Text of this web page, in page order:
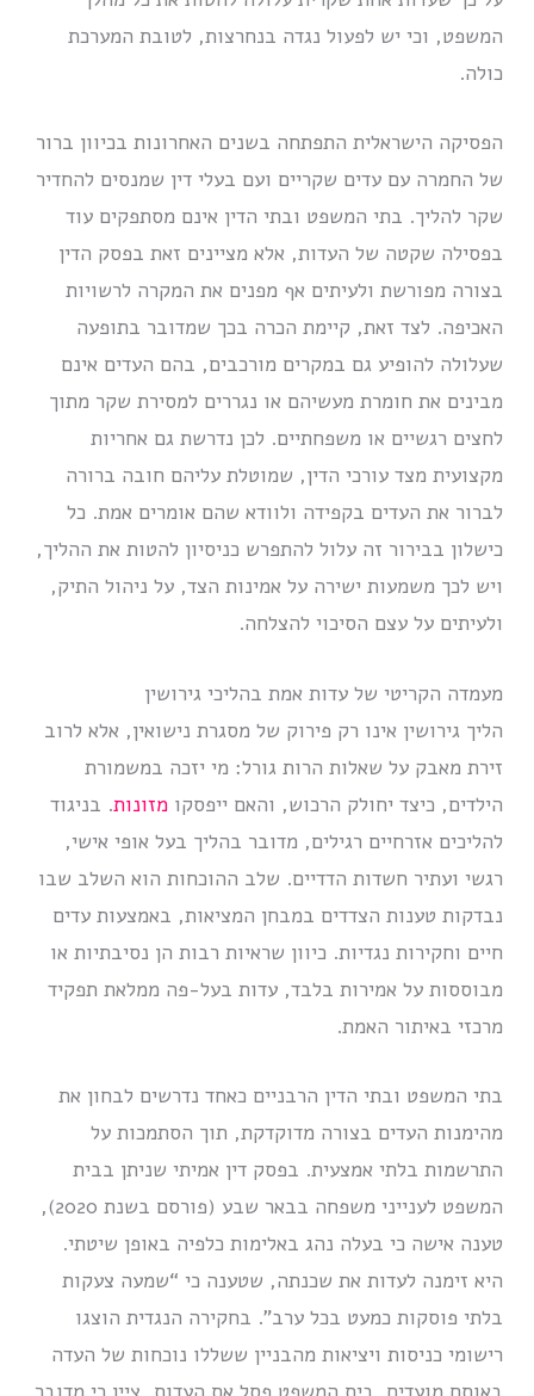
המשפט, וכי יש לפעול נגדה בנחרצות, לטובת המערכת
כולה.
הפסיקה הישראלית התפתחה בשנים האחרונות בכיוון ברור
של החמרה עם עדים שקריים ועם בעלי דין שמנסים להחדיר
שקר להליך. בתי המשפט ובתי הדין אינם מסתפקים עוד
בפסילה שקטה של העדות, אלא מציינים זאת בפסק הדין
בצורה מפורשת ולעיתים אף מפנים את המקרה לרשויות
האכיפה. לצד זאת, קיימת הכרה בכך שמדובר בתופעה
שעלולה להופיע גם במקרים מורכבים, בהם העדים אינם
מבינים את חומרת מעשיהם או נגררים למסירת שקר מתוך
לחצים רגשיים או משפחתיים. לכן נדרשת גם אחריות
מקצועית מצד עורכי הדין, שמוטלת עליהם חובה ברורה
לברור את העדים בקפידה ולוודא שהם אומרים אמת. כל
כישלון בבירור זה עלול להתפרש כניסיון להטות את ההליך,
ויש לכך משמעות ישירה על אמינות הצד, על ניהול התיק,
ולעיתים על עצם הסיכוי להצלחה.
מעמדה הקריטי של עדות אמת בהליכי גירושין
הליך גירושין אינו רק פירוק של מסגרת נישואין, אלא לרוב
זירת מאבק על שאלות הרות גורל: מי יזכה במשמורת
הילדים, כיצד יחולק הרכוש, והאם ייפסקומזונות. בניגוד
להליכים אזרחיים רגילים, מדובר בהליך בעל אופי אישי,
רגשי ועתיר חשדות הדדיים. שלב ההוכחות הוא השלב שבו
נבדקות טענות הצדדים במבחן המציאות, באמצעות עדים
חיים וחקירות נגדיות. כיוון שראיות רבות הן נסיבתיות או
מבוססות על אמירות בלבד, עדות בעל-פה ממלאת תפקיד
מרכזי באיתור האמת.
בתי המשפט ובתי הדין הרבניים כאחד נדרשים לבחון את
מהימנות העדים בצורה מדוקדקת, תוך הסתמכות על
התרשמות בלתי אמצעית. בפסק דין אמיתי שניתן בבית
המשפט לענייני משפחה בבאר שבע (פורסם בשנת 2020),
טענה אישה כי בעלה נהג באלימות כלפיה באופן שיטתי.
היא זימנה לעדות את שכנתה, שטענה כי “שמעה צעקות
בלתי פוסקות כמעט בכל ערב”. בחקירה הנגדית הוצגו
רישומי כניסות ויציאות מהבניין ששללו נוכחות של העדה